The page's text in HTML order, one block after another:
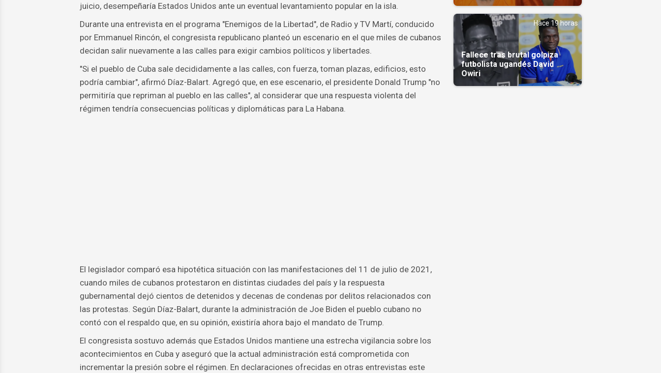
juicio, desempeñaría Estados Unidos ante un eventual levantamiento popular en la isla.
Durante una entrevista en el programa "Enemigos de la Libertad", de Radio y TV Martí, conducido
por Emmanuel Rincón, el congresista republicano planteó un escenario en el que miles de cubanos
decidan salir nuevamente a las calles para exigir cambios políticos y libertades.
"Si el pueblo de Cuba sale decididamente a las calles, con fuerza, toman plazas, edificios, esto
podría cambiar", afirmó Díaz-Balart. Agregó que, en ese escenario, el presidente Donald Trump "no
permitiría que repriman al pueblo en las calles", al considerar que una respuesta violenta del
régimen tendría consecuencias políticas y diplomáticas para La Habana.
El legislador comparó esa hipotética situación con las manifestaciones del 11 de julio de 2021,
cuando miles de cubanos protestaron en distintas ciudades del país y la respuesta
gubernamental dejó cientos de detenidos y decenas de condenas por delitos relacionados con
las protestas. Según Díaz-Balart, durante la administración de Joe Biden el pueblo cubano no
contó con el respaldo que, en su opinión, existiría ahora bajo el mandato de Trump.
El congresista sostuvo además que Estados Unidos mantiene una estrecha vigilancia sobre los
acontecimientos en Cuba y aseguró que la actual administración está comprometida con
incrementar la presión sobre el régimen. En declaraciones ofrecidas en otras entrevistas este
Hace 19 horas
Fallece tras brutal golpiza
futbolista ugandés David
Owiri